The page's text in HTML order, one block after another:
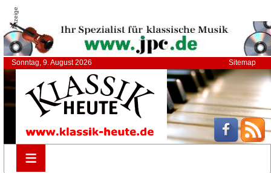
Anzeige
Sonntag, 9. August 2026 Sitemap
≡
≡